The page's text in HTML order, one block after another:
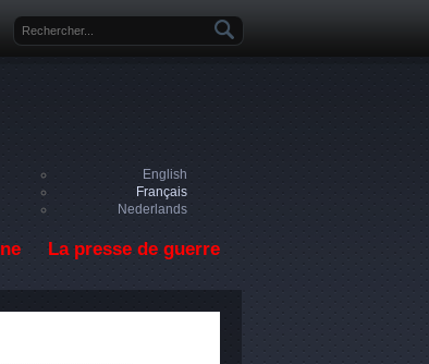
Formulaire de recherche
English
Français
Nederlands
La presse de guerre